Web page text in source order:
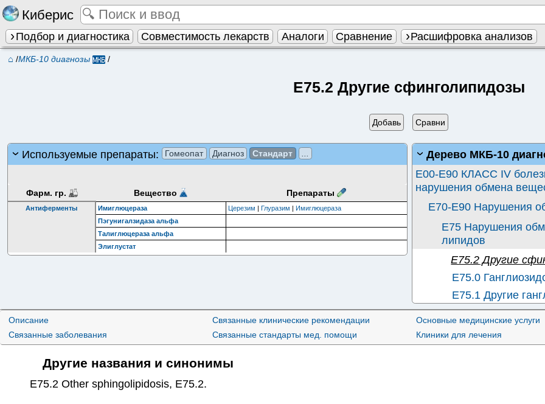
Киберис
Подбор и диагностика Совместимость лекарств Аналоги Сравнение Расшифровка анализов
⌂ /МКБ-10 диагнозы /
E75.2 Другие сфинголипидозы
Добавь Сравни
Используемые препараты: Гомеопат Диагноз Стандарт
Фарм. гр. Вещество Препараты
Антиферменты Имиглюцераза Церезим |Глуразим |Имиглюцераза
Пэгунигалзидаза альфа
Талиглюцераза альфа
Элиглустат
Дерево МКБ-10
E00-E90 КЛАСС IV
нарушения обмена
E70-E90 Нарушения
E75 Нарушения
липидов
E75.2 Другие
E75.0
E75.1 Другие
E75.4
E75.5 Другие
Описание
Связанные заболевания
Связанные клинические рекомендации
Связанные стандарты мед. помощи
Основные медицинские услуги
Клиники для лечения
Другие названия и синонимы
E75.2 Other sphingolipidosis, E75.2.